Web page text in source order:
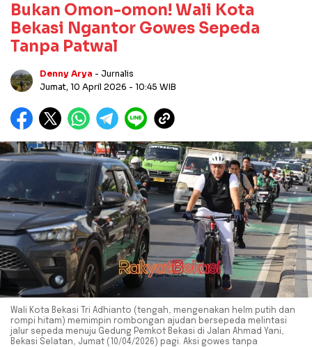
Bukan Omon-omon! Wali Kota
Bekasi Ngantor Gowes Sepeda
Tanpa Patwal
Denny Arya - Jurnalis
Jumat, 10 April 2026 - 10:45 WIB
Wali Kota Bekasi Tri Adhianto (tengah, mengenakan helm putih dan
rompi hitam) memimpin rombongan ajudan bersepeda melintasi
jalur sepeda menuju Gedung Pemkot Bekasi di Jalan Ahmad Yani,
Bekasi Selatan, Jumat (10/04/2026) pagi. Aksi gowes tanpa